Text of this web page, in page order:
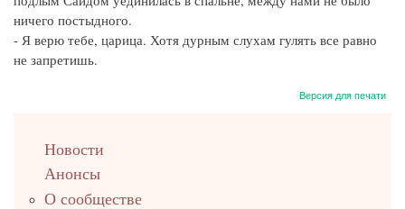
ничего постыдного.
- Я верю тебе, царица. Хотя дурным слухам гулять все равно
не запретишь.
Версия для печати
upНовости
Анонсы
О сообществе